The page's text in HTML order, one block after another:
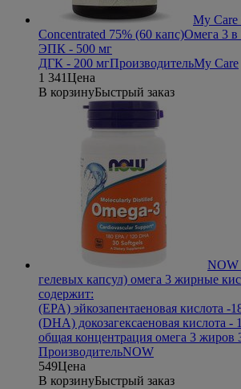
My Care
Concentrated 75% (60 капс)Омега 3 в
ЭПК - 500 мг
ДГК - 200 мгПроизводительMy Care
1 341Цена
В корзинуБыстрый заказ
NOW
гелевых капсул) омега 3 жирные
содержит:
(EPA) эйкозапентаеновая кислота -
(DHA) докозагексаеновая кислота -
общая концентрация омега 3 жиров
ПроизводительNOW
549Цена
В корзинуБыстрый заказ